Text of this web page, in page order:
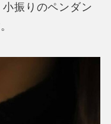
振りのペンダン